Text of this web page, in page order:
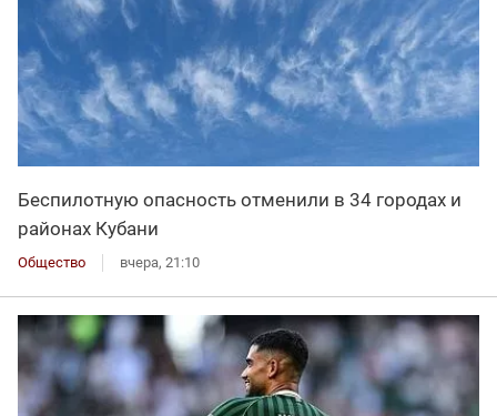
Беспилотную опасность отменили в 34 городах и
районах Кубани
Общество вчера, 21:10